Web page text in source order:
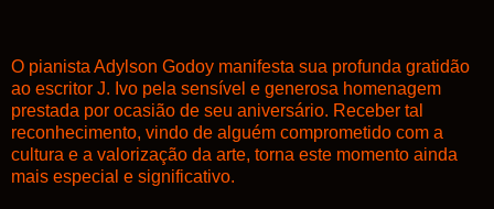
O pianista Adylson Godoy manifesta sua profunda gratidão
ao escritor J. Ivo pela sensível e generosa homenagem
prestada por ocasião de seu aniversário. Receber tal
reconhecimento, vindo de alguém comprometido com a
cultura e a valorização da arte, torna este momento ainda
mais especial e significativo.